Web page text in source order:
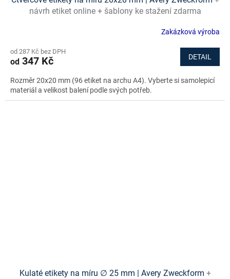
návrh etiket online + šablony ke stažení zdarma
Zakázková výroba
od 287 Kč bez DPH
od 347 Kč DETAIL
Rozměr 20x20 mm (96 etiket na archu A4). Vyberte si samolepicí
materiál a velikost balení podle svých potřeb.
Kulaté etikety na míru ∅ 25 mm | Avery Zweckform +